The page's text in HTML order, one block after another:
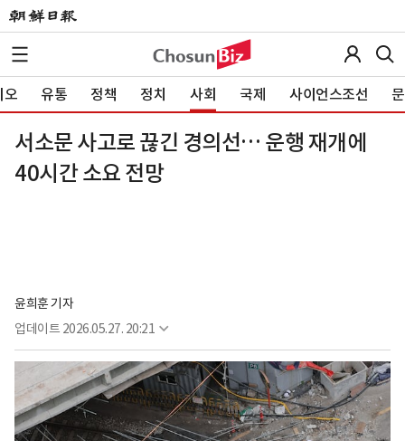
오 유통 정책 정치 사회 국제 사이언스조선
서소문 사고로 끊긴 경의선… 운행 재개에
40시간 소요 전망
윤희훈 기자
업데이트 2026.05.27. 20:21